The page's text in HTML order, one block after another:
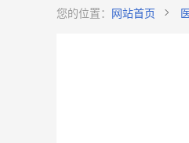
您的位置： 网站首页